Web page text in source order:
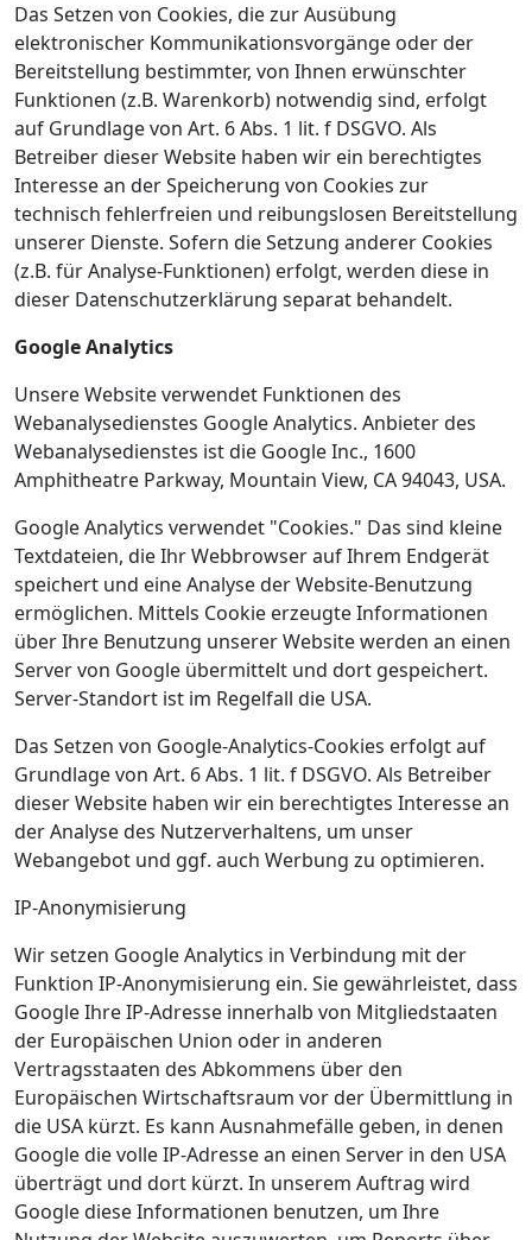
Das Setzen von Cookies, die zur Ausübung
elektronischer Kommunikationsvorgänge oder der
Bereitstellung bestimmter, von Ihnen erwünschter
Funktionen (z.B. Warenkorb) notwendig sind, erfolgt
auf Grundlage von Art. 6 Abs. 1 lit. f DSGVO. Als
Betreiber dieser Website haben wir ein berechtigtes
Interesse an der Speicherung von Cookies zur
technisch fehlerfreien und reibungslosen Bereitstellung
unserer Dienste. Sofern die Setzung anderer Cookies
(z.B. für Analyse-Funktionen) erfolgt, werden diese in
dieser Datenschutzerklärung separat behandelt.
Google Analytics
Unsere Website verwendet Funktionen des
Webanalysedienstes Google Analytics. Anbieter des
Webanalysedienstes ist die Google Inc., 1600
Amphitheatre Parkway, Mountain View, CA 94043, USA.
Google Analytics verwendet "Cookies." Das sind kleine
Textdateien, die Ihr Webbrowser auf Ihrem Endgerät
speichert und eine Analyse der Website-Benutzung
ermöglichen. Mittels Cookie erzeugte Informationen
über Ihre Benutzung unserer Website werden an einen
Server von Google übermittelt und dort gespeichert.
Server-Standort ist im Regelfall die USA.
Das Setzen von Google-Analytics-Cookies erfolgt auf
Grundlage von Art. 6 Abs. 1 lit. f DSGVO. Als Betreiber
dieser Website haben wir ein berechtigtes Interesse an
der Analyse des Nutzerverhaltens, um unser
Webangebot und ggf. auch Werbung zu optimieren.
IP-Anonymisierung
Wir setzen Google Analytics in Verbindung mit der
Funktion IP-Anonymisierung ein. Sie gewährleistet, dass
Google Ihre IP-Adresse innerhalb von Mitgliedstaaten
der Europäischen Union oder in anderen
Vertragsstaaten des Abkommens über den
Europäischen Wirtschaftsraum vor der Übermittlung in
die USA kürzt. Es kann Ausnahmefälle geben, in denen
Google die volle IP-Adresse an einen Server in den USA
überträgt und dort kürzt. In unserem Auftrag wird
Google diese Informationen benutzen, um Ihre